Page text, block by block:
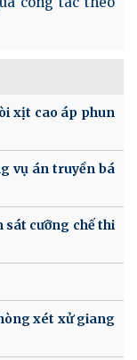
xịt cao áp phun
vụ án truyền bá
sát cưỡng chế thi
xét xử giang